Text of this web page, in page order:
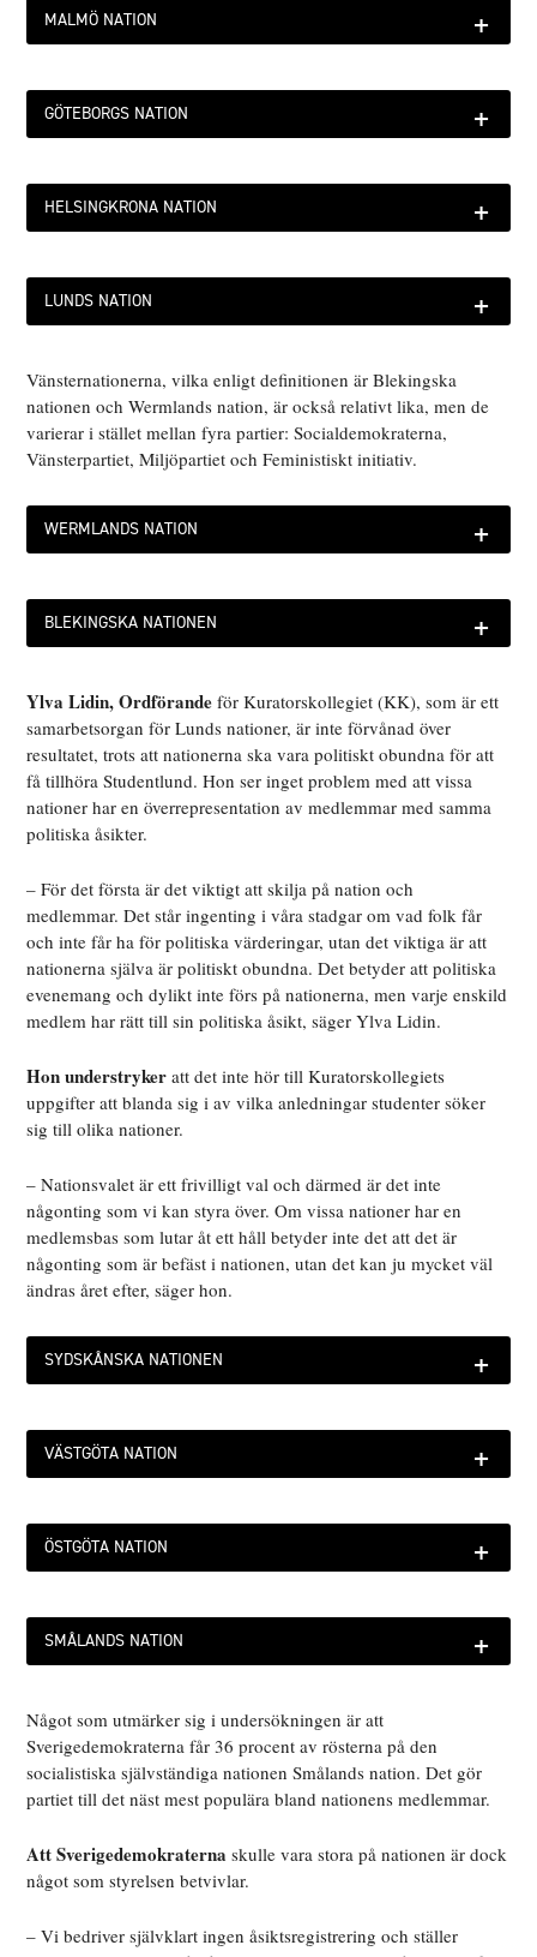
MALMÖ NATION +
GÖTEBORGS NATION +
HELSINGKRONA NATION +
LUNDS NATION +
Vänsternationerna, vilka enligt definitionen är Blekingska
nationen och Wermlands nation, är också relativt lika, men de
varierar i stället mellan fyra partier: Socialdemokraterna,
Vänsterpartiet, Miljöpartiet och Feministiskt initiativ.
WERMLANDS NATION +
BLEKINGSKA NATIONEN +
Ylva Lidin, Ordförande för Kuratorskollegiet (KK), som är ett
samarbetsorgan för Lunds nationer, är inte förvånad över
resultatet, trots att nationerna ska vara politiskt obundna för att
få tillhöra Studentlund. Hon ser inget problem med att vissa
nationer har en överrepresentation av medlemmar med samma
politiska åsikter.
– För det första är det viktigt att skilja på nation och
medlemmar. Det står ingenting i våra stadgar om vad folk får
och inte får ha för politiska värderingar, utan det viktiga är att
nationerna själva är politiskt obundna. Det betyder att politiska
evenemang och dylikt inte förs på nationerna, men varje enskild
medlem har rätt till sin politiska åsikt, säger Ylva Lidin.
Hon understryker att det inte hör till Kuratorskollegiets
uppgifter att blanda sig i av vilka anledningar studenter söker
sig till olika nationer.
– Nationsvalet är ett frivilligt val och därmed är det inte
någonting som vi kan styra över. Om vissa nationer har en
medlemsbas som lutar åt ett håll betyder inte det att det är
någonting som är befäst i nationen, utan det kan ju mycket väl
ändras året efter, säger hon.
SYDSKÅNSKA NATIONEN +
VÄSTGÖTA NATION +
ÖSTGÖTA NATION +
SMÅLANDS NATION +
Något som utmärker sig i undersökningen är att
Sverigedemokraterna får 36 procent av rösterna på den
socialistiska självständiga nationen Smålands nation. Det gör
partiet till det näst mest populära bland nationens medlemmar.
Att Sverigedemokraterna skulle vara stora på nationen är dock
något som styrelsen betvivlar.
– Vi bedriver självklart ingen åsiktsregistrering och ställer